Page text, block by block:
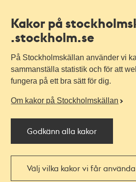
Kakor på
.stockholm.se
På Stockholmskällan använder vi
sammanställa statistik och för att
fungera på ett bra sätt för dig.
Om kakor på Stockholmskällan
Godkänn alla kakor
Välj vilka kakor vi får använda